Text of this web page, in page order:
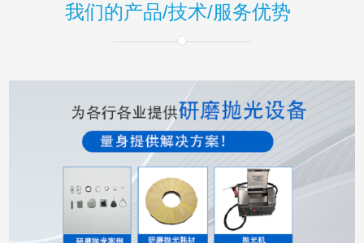
我们的产品/技术/服务优势